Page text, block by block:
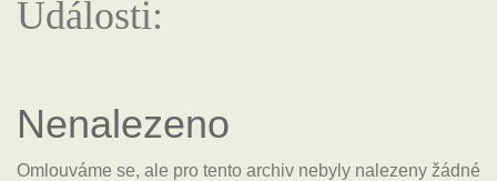
Události:
Nenalezeno
Omlouváme se, ale pro tento archiv nebyly nalezeny žádné